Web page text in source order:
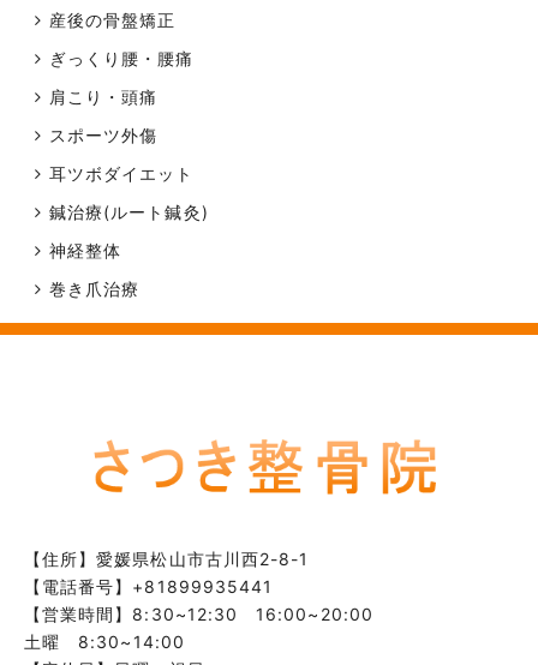
産後の骨盤矯正
ぎっくり腰・腰痛
肩こり・頭痛
スポーツ外傷
耳ツボダイエット
鍼治療(ルート鍼灸)
神経整体
巻き爪治療
【住所】愛媛県松山市古川西2-8-1
【電話番号】 +81899935441
【営業時間】8:30~12:30 16:00~20:00
土曜 8:30~14:00